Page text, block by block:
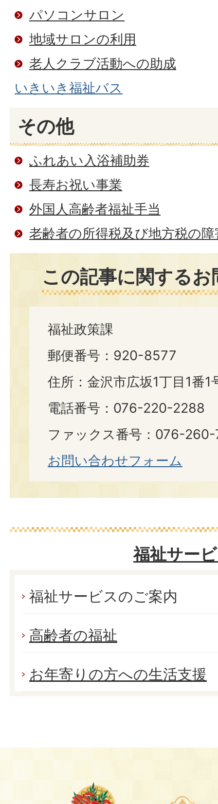
パソコンサロン
地域サロンの利用
老人クラブ活動への助成
いきいき福祉バス
その他
ふれあい入浴補助券
長寿お祝い事業
外国人高齢者福祉手当
老齢者の所得税及び地方税の
この記事に関する
福祉政策課
郵便番号：920-8577
住所：金沢市広坂1丁目1番1
電話番号：076-220-2288
ファックス番号：076-
お問い合わせフォーム
福祉サー
福祉サービスのご案内
高齢者の福祉
お年寄りの方への生活支援